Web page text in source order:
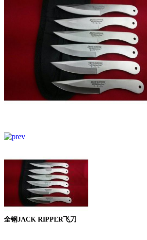
全钢JACK RIPPER飞刀